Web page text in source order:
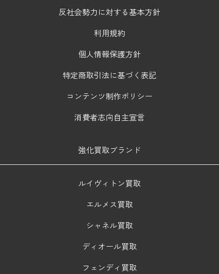
反社会勢力に対する基本方針
利用規約
個人情報保護方針
特定商取引法に基づく表記
コンテンツ制作ポリシー
消費者志向自主宣言
強化買取ブランド
ルイヴィトン買取
エルメス買取
シャネル買取
ディオール買取
フェンディ買取